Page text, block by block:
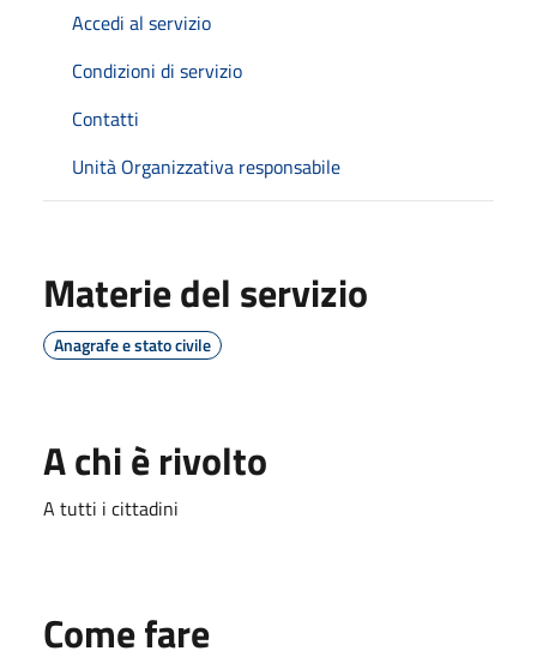
Accedi al servizio
Condizioni di servizio
Contatti
Unità Organizzativa responsabile
Materie del servizio
Anagrafe e stato civile
A chi è rivolto
A tutti i cittadini
Come fare